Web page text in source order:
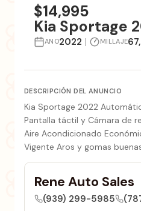
$14,995
Kia Sportage
ANO2022 | MILLAJE
DESCRIPCIÓN DEL ANUNCIO
Kia Sportage 2022
Pantalla táctil y Cámara de
Aire Acondicionado
Vigente Aros y gomas
Rene Auto Sales
(939) 299-5985